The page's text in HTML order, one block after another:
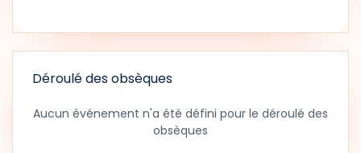
Déroulé des obsèques
Aucun événement n'a été défini pour le déroulé des
obsèques